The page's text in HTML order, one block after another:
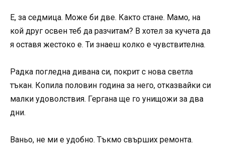
Е, за седмица. Може би две. Както стане. Мамо, на
кой друг освен теб да разчитам? В хотел за кучета да
я оставя жестоко е. Ти знаеш колко е чувствителна.
Радка погледна дивана си, покрит с нова светла
тъкан. Копила половин година за него, отказвайки си
малки удоволствия. Гергана ще го унищожи за два
дни.
Ваньо, не ми е удобно. Тъкмо свърших ремонта.